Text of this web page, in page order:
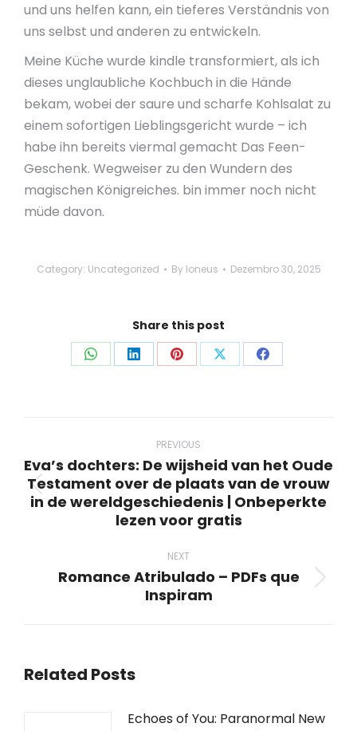
und uns helfen kann, ein tieferes Verständnis von
uns selbst und anderen zu entwickeln.
Meine Küche wurde kindle transformiert, als ich
dieses unglaubliche Kochbuch in die Hände
bekam, wobei der saure und scharfe Kohlsalat zu
einem sofortigen Lieblingsgericht wurde – ich
habe ihn bereits viermal gemacht Das Feen-
Geschenk. Wegweiser zu den Wundern des
magischen Königreiches. bin immer noch nicht
müde davon.
Category: Uncategorized By loneus Dezembro 30, 2025
Share this post
Share Share Share Share Share
PREVIOUS
Previous
post:
Eva’s dochters: De wijsheid van het Oude
Testament over de plaats van de vrouw
in de wereldgeschiedenis | Onbeperkte
lezen voor gratis
NEXT
Next
Romance Atribulado – PDFs que
Inspiram
Related Posts
Echoes of You: Paranormal New